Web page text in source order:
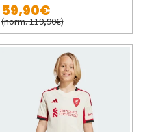
59,90€
(norm. 119,90€)